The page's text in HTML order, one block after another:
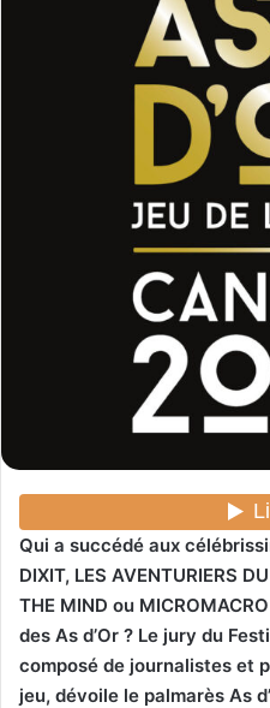
Qui a succédé aux
DIXIT, LES AVENTURIERS
THE MIND ou
des As d’Or ? Le jury du
composé de journalistes et
jeu, dévoile le palmarès As